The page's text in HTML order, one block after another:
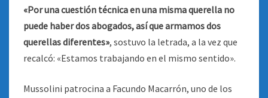
«Por una cuestión técnica en una misma querella no
puede haber dos abogados, así que armamos dos
querellas diferentes», sostuvo la letrada, a la vez que
recalcó: «Estamos trabajando en el mismo sentido».
Mussolini patrocina a Facundo Macarrón, uno de los